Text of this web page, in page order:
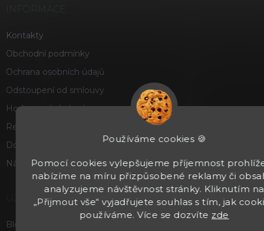
Používáme cookies 🍪
Pomocí cookies vylepšujeme příjemnost
nabízíme na míru přizpůsobené reklamy či
analyzujeme návštěvnost stránky. Kliknutím na
„Přijmout vše“ vyjadřujete souhlas s tím, jak
používáme. Více se dozvíte zde
Kontakty
Obchodní podmínky
Ochrana osobních údajů
Odstoupení od smlouvy
Hodnocení obchodu
Reklamace a vrácení zboží
Doprava a platba
Náš příběh
UŽITEČNÉ
Blog